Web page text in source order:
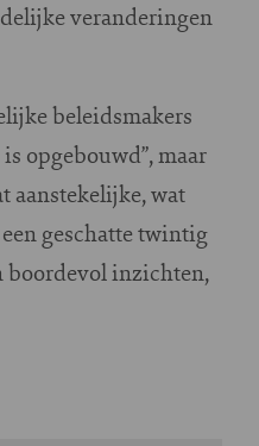
veranderingen
beleidsmakers
opgebouwd”, maar
aanstekelijke, wat
geschatte twintig
boordevol inzichten,